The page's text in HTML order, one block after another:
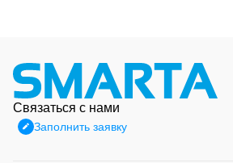
Связаться с нами
Заполнить заявку